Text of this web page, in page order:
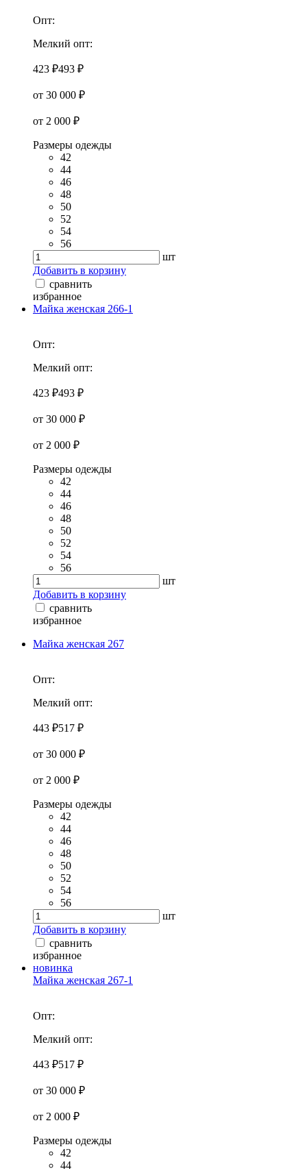
Опт:
Мелкий опт:
423 ₽493 ₽
от 30 000 ₽
от 2 000 ₽
Размеры одежды
42
44
46
48
50
52
54
56
шт
Добавить в корзину
сравнить
избранное
Майка женская 266-1
Опт:
Мелкий опт:
423 ₽493 ₽
от 30 000 ₽
от 2 000 ₽
Размеры одежды
42
44
46
48
50
52
54
56
шт
Добавить в корзину
сравнить
избранное
Майка женская 267
Опт:
Мелкий опт:
443 ₽517 ₽
от 30 000 ₽
от 2 000 ₽
Размеры одежды
42
44
46
48
50
52
54
56
шт
Добавить в корзину
сравнить
избранное
новинка
Майка женская 267-1
Опт:
Мелкий опт:
443 ₽517 ₽
от 30 000 ₽
от 2 000 ₽
Размеры одежды
42
44